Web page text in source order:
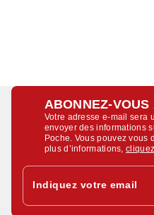
ABONNEZ-
Votre adresse e-mail sera
envoyer des informations
Poche. Vous pouvez vous
plus d’informations,
Indiquez votre email